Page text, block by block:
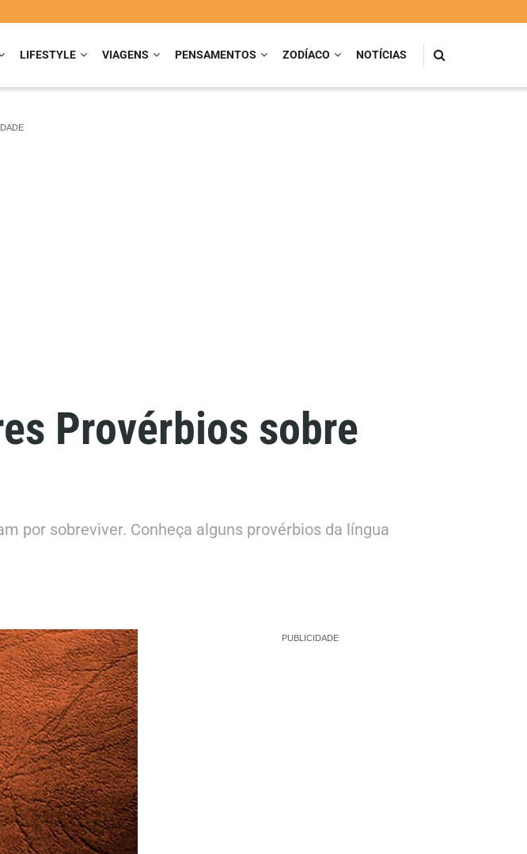
LIFESTYLE VIAGENS PENSAMENTOS ZODÍACO NOTÍCIAS
Provérbios sobre
por sobreviver. Conheça alguns provérbios da língua
PUBLICIDADE